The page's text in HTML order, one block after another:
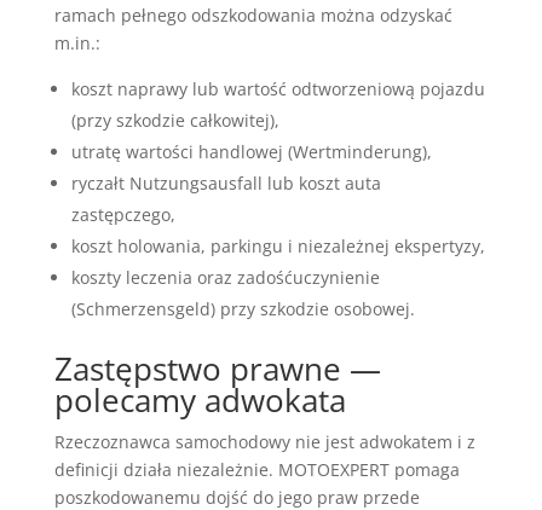
ramach pełnego odszkodowania można odzyskać
m.in.:
koszt naprawy lub wartość odtworzeniową pojazdu
(przy szkodzie całkowitej),
utratę wartości handlowej (Wertminderung),
ryczałt Nutzungsausfall lub koszt auta
zastępczego,
koszt holowania, parkingu i niezależnej ekspertyzy,
koszty leczenia oraz zadośćuczynienie
(Schmerzensgeld) przy szkodzie osobowej.
Zastępstwo prawne —
polecamy adwokata
Rzeczoznawca samochodowy nie jest adwokatem i z
definicji działa niezależnie. MOTOEXPERT pomaga
poszkodowanemu dojść do jego praw przede